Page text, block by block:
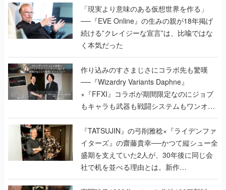
「現実より意味のある仮想世界を作る」
──『EVE Online』の生みの親が18年掲げ
続ける”クレイジーな宣言”は、比喩ではな
く本気だった
作り込みのすさまじさにコラボ先も驚嘆
──『Wizardry Variants Daphne』
×『FFXI』コラボが期間限定なのにジョブ
もキャラも武器も戦闘システムもワンオフ
で作り込まれた理由を両ディレクターに聞
く
『TATSUJIN』の弓削雅稔×『ライデンファ
イターズ』の齋藤貴幸──かつて縦シュー全
盛期を支えていた2人が、30年後に同じ会
社で机を並べる理由とは。新作
『TATSUJIN EXTREME』で初タッグを組